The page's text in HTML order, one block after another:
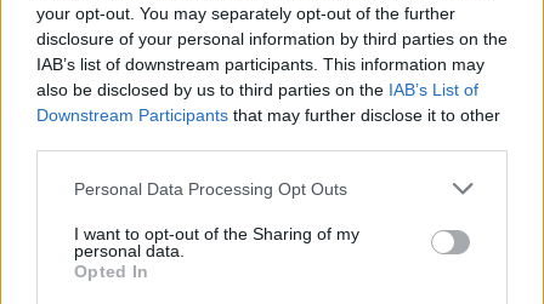
your opt-out. You may separately opt-out of the further
disclosure of your personal information by third parties on the
IAB’s list of downstream participants. This information may
also be disclosed by us to third parties on the IAB’s List of
Downstream Participants that may further disclose it to other
Personal Data Processing Opt Outs
I want to opt-out of the Sharing of my
personal data.
Opted In
Sutinku sutaisyklėmis
This site is protected by
reCAPTCHA and the Google
Privacy PolicyandTerms of
Serviceapply.